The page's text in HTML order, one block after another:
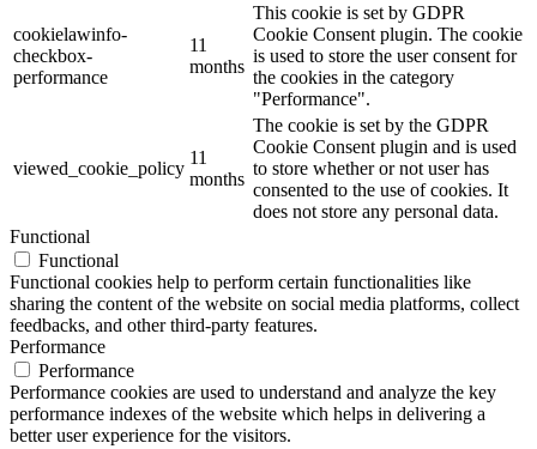
cookielawinfo-
checkbox-
performance
11
months
This cookie is set by GDPR
Cookie Consent plugin. The cookie
is used to store the user consent for
the cookies in the category
"Performance".
viewed_cookie_policy
11
months
The cookie is set by the GDPR
Cookie Consent plugin and is used
to store whether or not user has
consented to the use of cookies. It
does not store any personal data.
Functional
Functional
Functional cookies help to perform certain functionalities like
sharing the content of the website on social media platforms, collect
feedbacks, and other third-party features.
Performance
Performance
Performance cookies are used to understand and analyze the key
performance indexes of the website which helps in delivering a
better user experience for the visitors.